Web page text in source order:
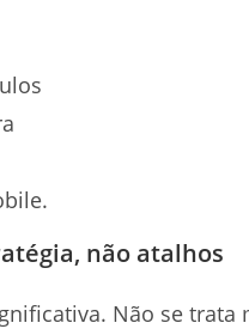
não atalhos
Não se